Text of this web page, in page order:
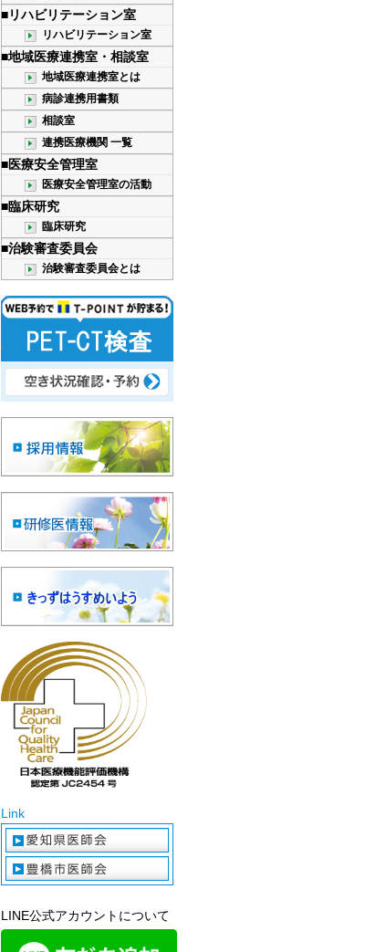
■リハビリテーション室
リハビリテーション室
■地域医療連携室・相談室
地域医療連携室とは
病診連携用書類
相談室
連携医療機関 一覧
■医療安全管理室
医療安全管理室の活動
■臨床研究
臨床研究
■治験審査委員会
治験審査委員会とは
Link
LINE公式アカウントについて